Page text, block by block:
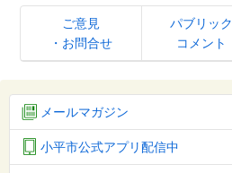
ご意見
・お問合せ
パブリック
コメント
メールマガジン
小平市公式アプリ配信中